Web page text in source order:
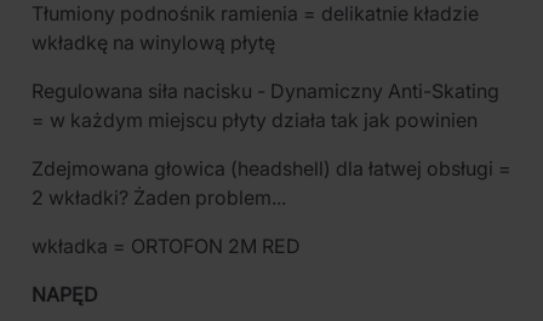
Tłumiony podnośnik ramienia = delikatnie kładzie
wkładkę na winylową płytę
Regulowana siła nacisku - Dynamiczny Anti-Skating
= w każdym miejscu płyty działa tak jak powinien
Zdejmowana głowica (headshell) dla łatwej obsługi =
2 wkładki? Żaden problem...
wkładka = ORTOFON 2M RED
NAPĘD